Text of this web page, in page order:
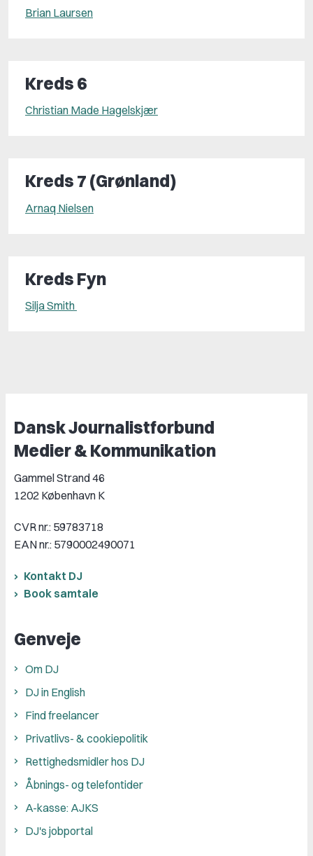
Brian Laursen
Kreds 6
Christian Made Hagelskjær
Kreds 7 (Grønland)
Arnaq Nielsen
Kreds Fyn
Silja Smith
Dansk Journalistforbund
Medier & Kommunikation
Gammel Strand 46
1202 København K
CVR nr.: 59783718
EAN nr.: 5790002490071
Kontakt DJ
Book samtale
Genveje
Om DJ
DJ in English
Find freelancer
Privatlivs- & cookiepolitik
Rettighedsmidler hos DJ
Åbnings- og telefontider
A-kasse: AJKS
DJ's jobportal